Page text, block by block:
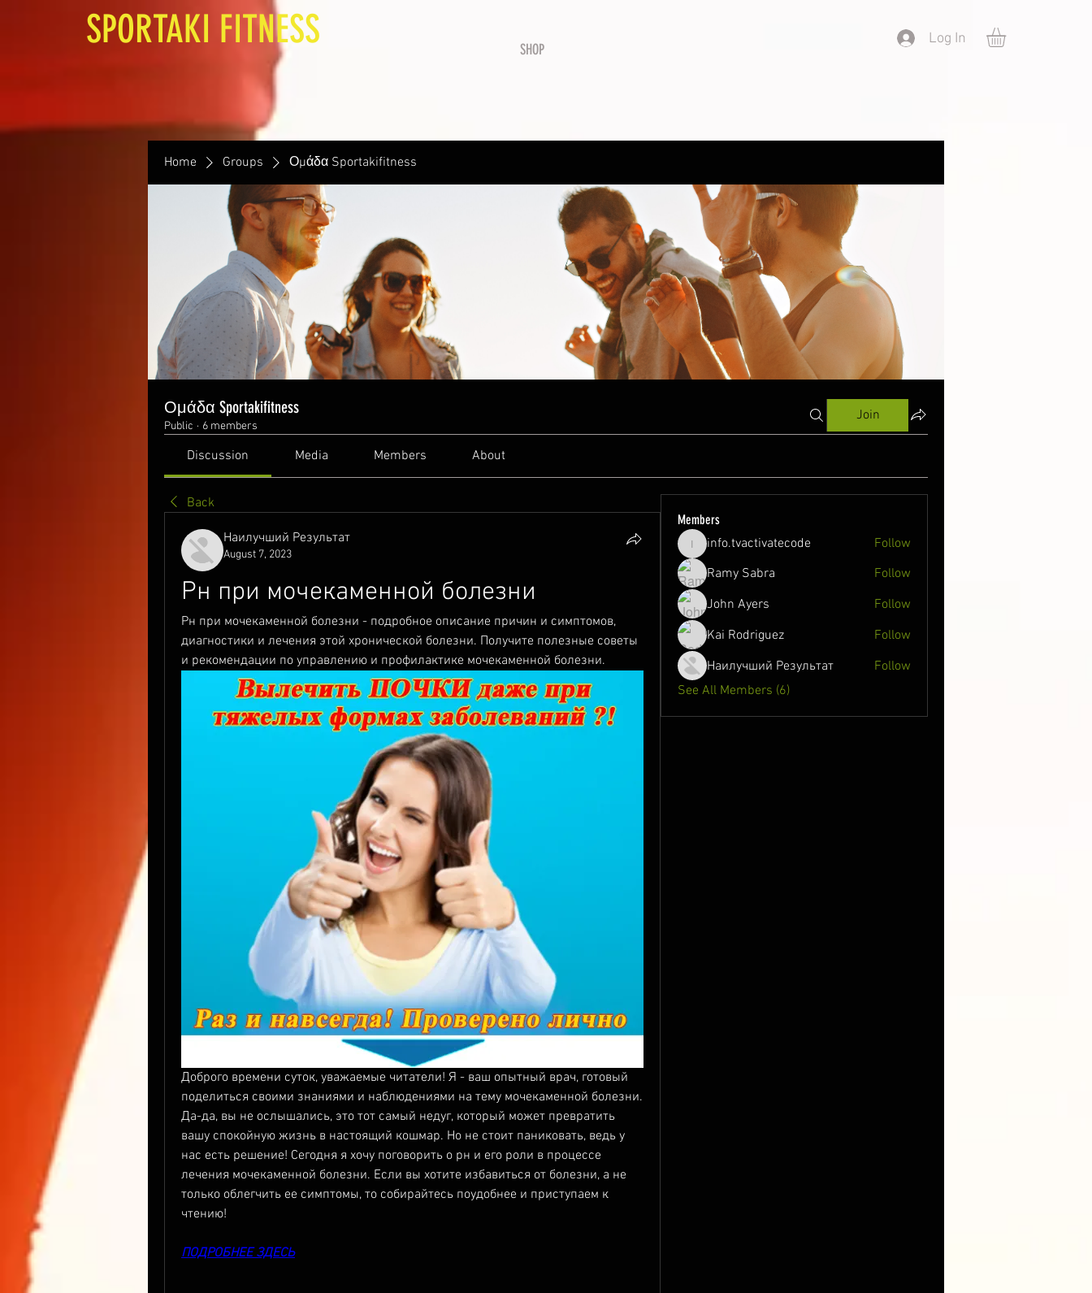
SPORTAKI FITNESS SHOP
Log In
Home Groups Ομάδα Sportakifitness
Ομάδα Sportakifitness
Public · 6 members
Join
Discussion Media Members About
Back
Наилучший Результат
August 7, 2023
Рн при мочекаменной болезни
Рн при мочекаменной болезни - подробное описание причин и симптомов,
диагностики и лечения этой хронической болезни. Получите полезные советы
и рекомендации по управлению и профилактике мочекаменной болезни.
Доброго времени суток, уважаемые читатели! Я - ваш опытный врач, готовый
поделиться своими знаниями и наблюдениями на тему мочекаменной болезни.
Да-да, вы не ослышались, это тот самый недуг, который может превратить
вашу спокойную жизнь в настоящий кошмар. Но не стоит паниковать, ведь у
нас есть решение! Сегодня я хочу поговорить о рн и его роли в процессе
лечения мочекаменной болезни. Если вы хотите избавиться от болезни, а не
только облегчить ее симптомы, то собирайтесь поудобнее и приступаем к
чтению!
ПОДРОБНЕЕ ЗДЕСЬ
Members
info.tvactivatecode
info.tvactivatecode
Follow
Ramy Sabra
Follow
John Ayers
Follow
Kai Rodriguez
Follow
Наилучший Результат
Follow
See All Members (6)